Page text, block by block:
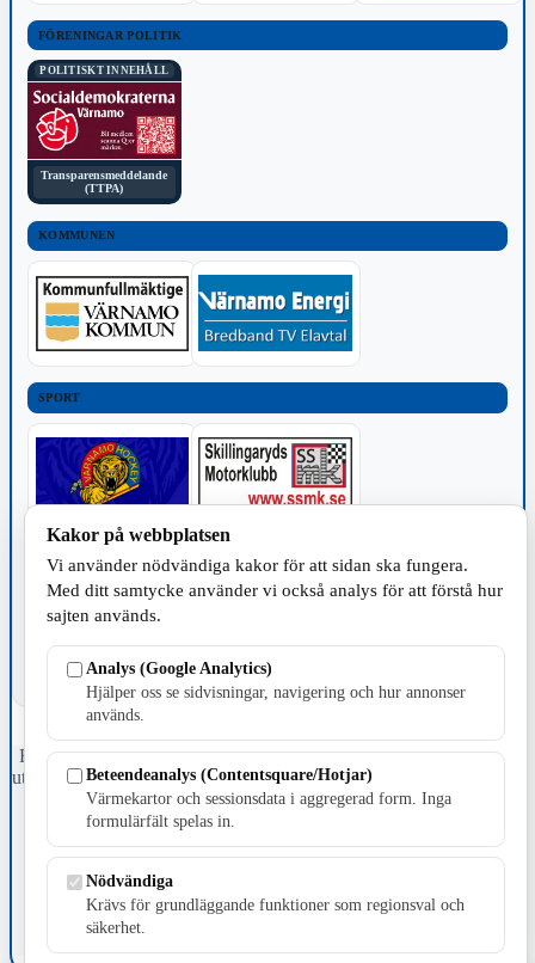
FÖRENINGAR POLITIK
POLITISKT INNEHÅLL
Transparensmeddelande
(TTPA)
KOMMUNEN
SPORT
TILLVERKNING
Fristående webbtidningsföretag grundat 1991 som sedan 2002 ger
ut tidningen Skillingaryd.nu och 2010 lanserades Värnamo.nu. Från
april 2026 omfattar Skillingaryd.nu tre kommuner: Gnosjö,
Värnamo och Vaggeryds kommun.
Kontakta oss
E-post: redaktionen@skillingaryd.nu
Postadress: Gisslaköp 1, 568 92 Skillingaryd
Kakor på webbplatsen
Vi använder nödvändiga kakor för att sidan ska fungera.
Med ditt samtycke använder vi också analys för att förstå hur
sajten används.
Analys (Google Analytics)
Hjälper oss se sidvisningar, navigering och hur annonser
används.
Beteendeanalys (Contentsquare/Hotjar)
Värmekartor och sessionsdata i aggregerad form. Inga
formulärfält spelas in.
Nödvändiga
Krävs för grundläggande funktioner som regionsval och
säkerhet.